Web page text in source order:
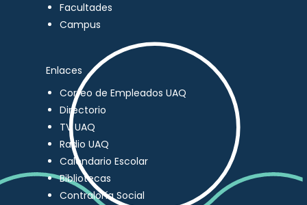
Facultades
Campus
Enlaces
Correo de Empleados UAQ
Directorio
TV UAQ
Radio UAQ
Calendario Escolar
Bibliotecas
Contraloría Social